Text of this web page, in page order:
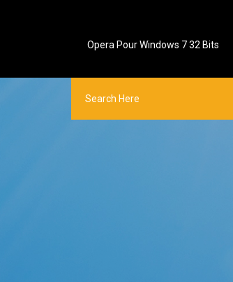
Opera Pour Windows 7 32 Bits